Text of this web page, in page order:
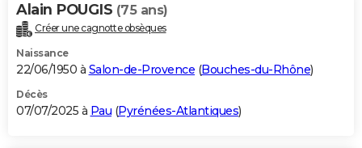
Alimentation
Guide de la santé
Maladies
Médicaments
Sommeil
VOYAGE
Destinations
City break
Voyage nature
Voyage de noces
Forum
Climat
+PHOTO
GUIDES D'ACHAT
BONS PLANS
Alain POUGIS (75 ans)
Créer une cagnotte obsèques
Naissance
22/06/1950 à Salon-de-Provence (Bouches-du-Rhône)
Décès
07/07/2025 à Pau (Pyrénées-Atlantiques)